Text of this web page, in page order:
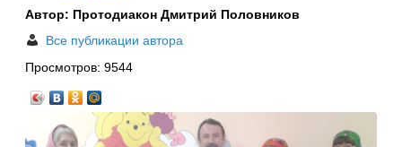
Автор: Протодиакон Дмитрий Половников
Все публикации автора
Просмотров: 9544